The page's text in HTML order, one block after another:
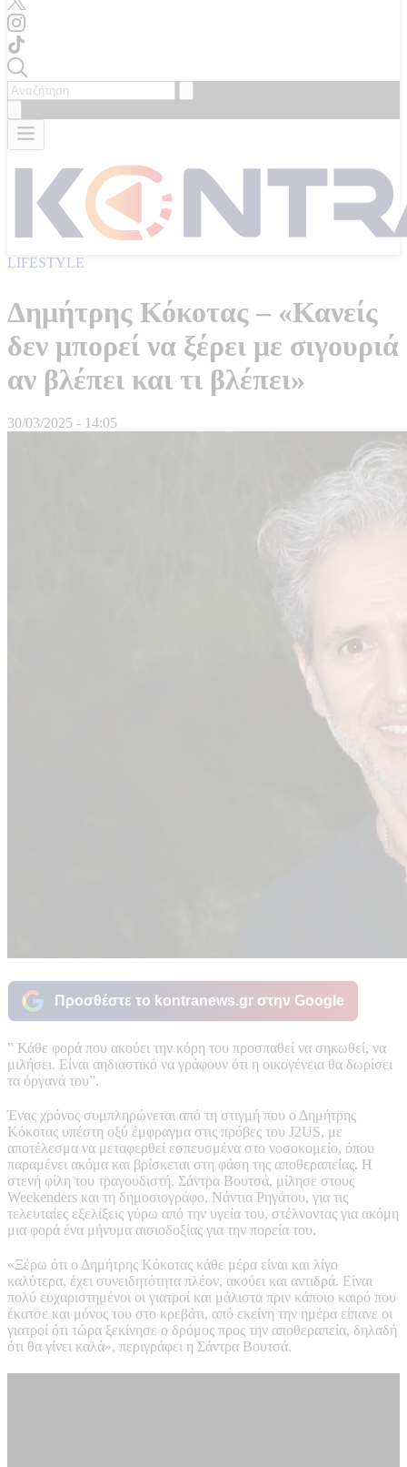
LIFESTYLE
Δημήτρης Κόκοτας – «Κανείς
δεν μπορεί να ξέρει με σιγουριά
αν βλέπει και τι βλέπει»
30/03/2025 - 14:05
Προσθέστε το kontranews.gr στην Google
” Κάθε φορά που ακούει την κόρη του προσπαθεί να σηκωθεί, να
μιλήσει. Είναι αηδιαστικό να γράφουν ότι η οικογένεια θα δωρίσει
τα όργανά του”.
Ένας χρόνος συμπληρώνεται από τη στιγμή που ο Δημήτρης
Κόκοτας υπέστη οξύ έμφραγμα στις πρόβες του J2US, με
αποτέλεσμα να μεταφερθεί εσπευσμένα στο νοσοκομείο, όπου
παραμένει ακόμα και βρίσκεται στη φάση της αποθεραπείας. Η
στενή φίλη του τραγουδιστή, Σάντρα Βουτσά, μίλησε στους
Weekenders και τη δημοσιογράφο, Νάντια Ρηγάτου, για τις
τελευταίες εξελίξεις γύρω από την υγεία του, στέλνοντας για ακόμη
μια φορά ένα μήνυμα αισιοδοξίας για την πορεία του.
«Ξέρω ότι ο Δημήτρης Κόκοτας κάθε μέρα είναι και λίγο
καλύτερα, έχει συνειδητότητα πλέον, ακούει και αντιδρά. Είναι
πολύ ευχαριστημένοι οι γιατροί και μάλιστα πριν κάποιο καιρό που
έκατσε και μόνος του στο κρεβάτι, από εκείνη την ημέρα είπανε οι
γιατροί ότι τώρα ξεκίνησε ο δρόμος προς την αποθεραπεία, δηλαδή
ότι θα γίνει καλά», περιγράφει η Σάντρα Βουτσά.